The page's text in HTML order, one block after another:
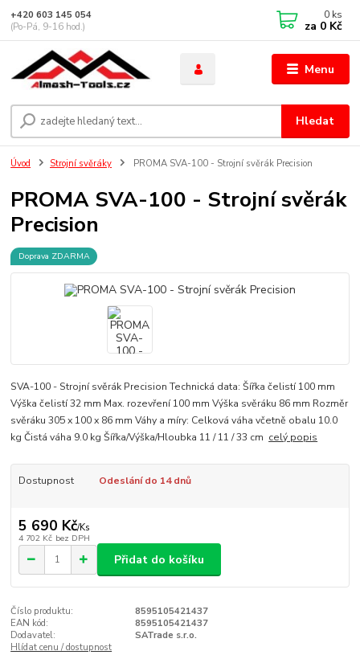
Menu
Hledat
+420 603 145 054
(Po-Pá, 9-16 hod.)
0 ks
za 0 Kč
Úvod Strojní svěráky PROMA SVA-100 - Strojní svěrák Precision
PROMA SVA-100 - Strojní svěrák
Precision
Doprava ZDARMA
SVA-100 - Strojní svěrák Precision Technická data: Šířka čelistí 100 mm
Výška čelistí 32 mm Max. rozevření 100 mm Výška svěráku 86 mm Rozměr
svěráku 305 x 100 x 86 mm Váhy a míry: Celková váha včetně obalu 10.0
kg Čistá váha 9.0 kg Šířka/Výška/Hloubka 11 / 11 / 33 cm celý popis
Dostupnost Odeslání do 14 dnů
5 690 Kč/Ks
4 702 Kč bez DPH
Přidat do košíku
Číslo produktu:
8595105421437
EAN kód:
8595105421437
Dodavatel:
SATrade s.r.o.
Hlídat cenu / dostupnost